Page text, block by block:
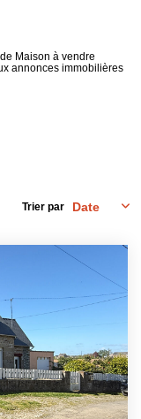
Maison à vendre
annonces immobilières
Trier par